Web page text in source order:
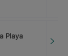
Playa